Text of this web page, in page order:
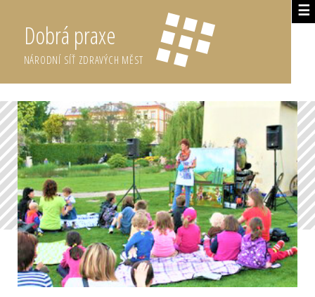
☰
Dobrá praxe
NÁRODNÍ SÍŤ ZDRAVÝCH MĚST